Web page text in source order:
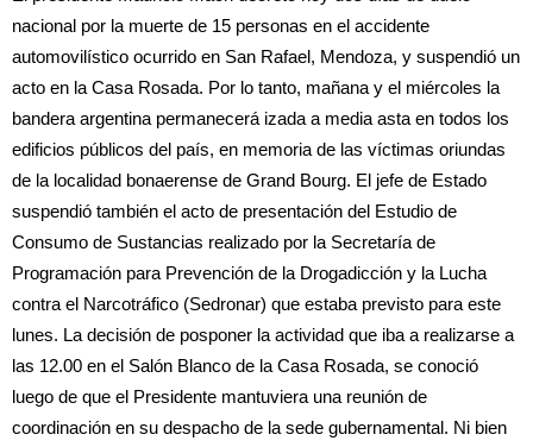
nacional por la muerte de 15 personas en el accidente
automovilístico ocurrido en San Rafael, Mendoza, y suspendió un
acto en la Casa Rosada. Por lo tanto, mañana y el miércoles la
bandera argentina permanecerá izada a media asta en todos los
edificios públicos del país, en memoria de las víctimas oriundas
de la localidad bonaerense de Grand Bourg. El jefe de Estado
suspendió también el acto de presentación del Estudio de
Consumo de Sustancias realizado por la Secretaría de
Programación para Prevención de la Drogadicción y la Lucha
contra el Narcotráfico (Sedronar) que estaba previsto para este
lunes. La decisión de posponer la actividad que iba a realizarse a
las 12.00 en el Salón Blanco de la Casa Rosada, se conoció
luego de que el Presidente mantuviera una reunión de
coordinación en su despacho de la sede gubernamental. Ni bien